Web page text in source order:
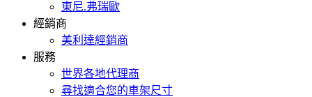
東尼.弗瑞歐
經銷商
美利達經銷商
服務
世界各地代理商
尋找適合您的車架尺寸